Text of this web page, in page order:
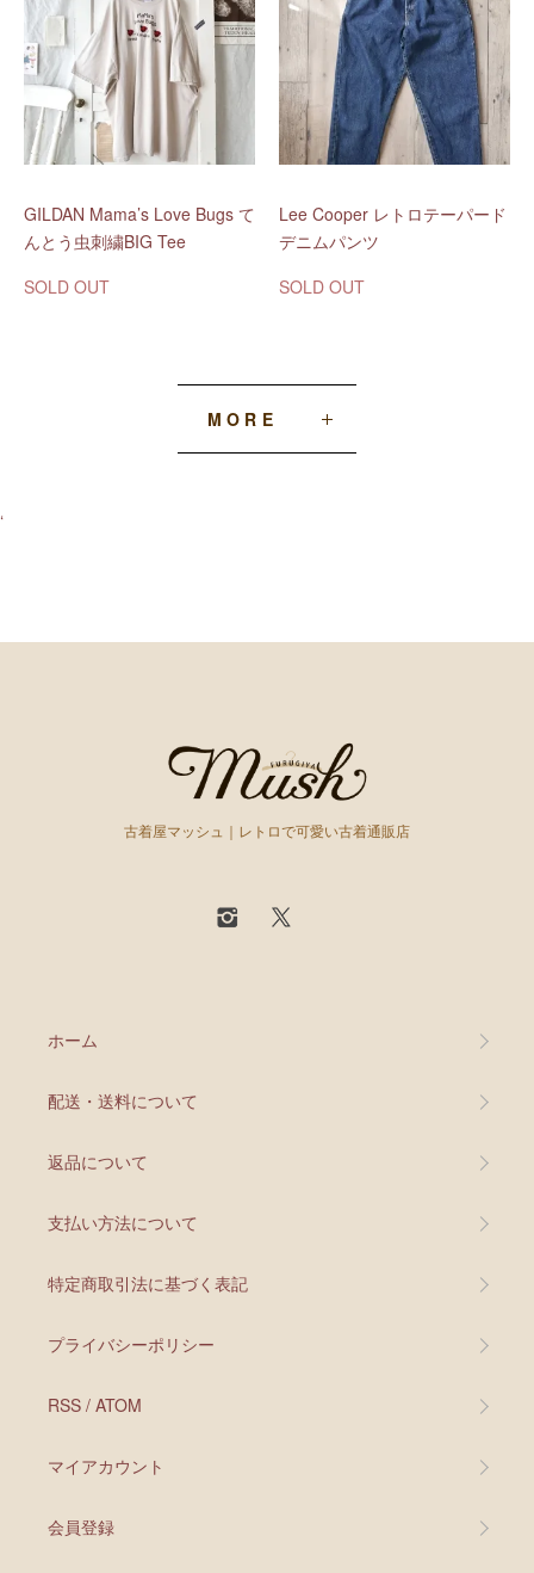
GILDAN Mama’s Love Bugs て
んとう虫刺繍BIG Tee
SOLD OUT
Lee Cooper レトロテーパード
デニムパンツ
SOLD OUT
MORE
‘
古着屋マッシュ｜レトロで可愛い古着通販店
ホーム
配送・送料について
返品について
支払い方法について
特定商取引法に基づく表記
プライバシーポリシー
RSS / ATOM
マイアカウント
会員登録